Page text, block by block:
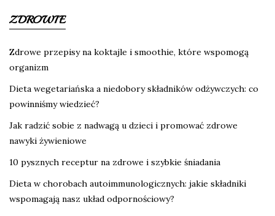
ZDROWIE
Zdrowe przepisy na koktajle i smoothie, które wspomogą
organizm
Dieta wegetariańska a niedobory składników odżywczych: co
powinniśmy wiedzieć?
Jak radzić sobie z nadwagą u dzieci i promować zdrowe
nawyki żywieniowe
10 pysznych receptur na zdrowe i szybkie śniadania
Dieta w chorobach autoimmunologicznych: jakie składniki
wspomagają nasz układ odpornościowy?